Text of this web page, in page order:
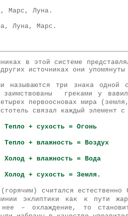
Марс, Луна.
Луна, Марс.
в этой системе
источниках они
называются три знака одной
заимствованы греками у
первоосновах мира
связал каждый элемент
+ сухость = Огонь
+ влажность = Воздух
+ влажность = Вода
+ сухость = Земля.
считался
эклиптики как к пути
– охлаждение, то